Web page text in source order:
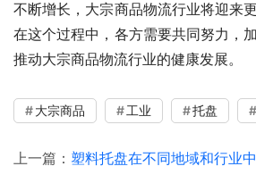
不断增长，大宗商品物流行业将迎来
在这个过程中，各方需要共同努力，
推动大宗商品物流行业的健康发展。
大宗商品 工业 托盘
上一篇： 塑料托盘在不同地域和行业